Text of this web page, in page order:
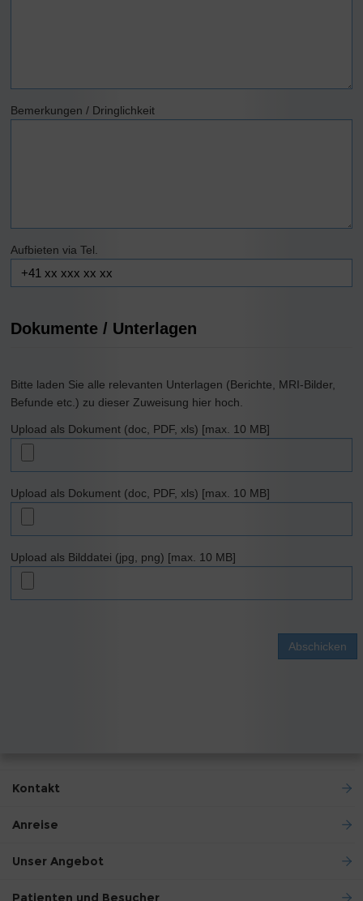
Bemerkungen / Dringlichkeit
Aufbieten via Tel.
Dokumente / Unterlagen
Bitte laden Sie alle relevanten Unterlagen (Berichte, MRI-Bilder,
Befunde etc.) zu dieser Zuweisung hier hoch.
Upload als Dokument (doc, PDF, xls) [max. 10 MB]
Upload als Dokument (doc, PDF, xls) [max. 10 MB]
Upload als Bilddatei (jpg, png) [max. 10 MB]
Abschicken
Kontakt
Anreise
Unser Angebot
Patienten und Besucher